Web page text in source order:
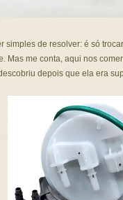
simples de resolver: é só
Mas me conta, aqui nos
depois que ela era